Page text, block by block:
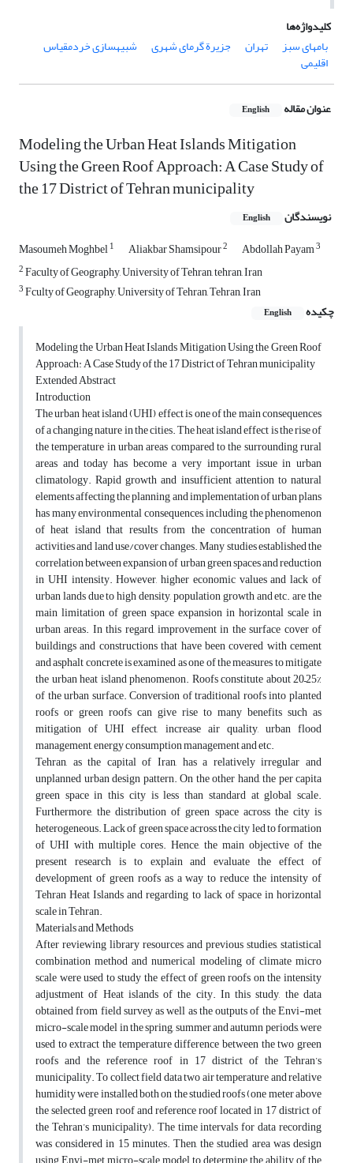
کلیدواژه‌ها
بام‏های سبز
تهران جزیرة گرمای شهری شبیه‏سازی خردمقیاس
اقلیمی
عنوان مقاله English
Modeling the Urban Heat Islands Mitigation
Using the Green Roof Approach: A Case Study of
the 17 District of Tehran municipality
نویسندگان English
Masoumeh Moghbel1 Aliakbar Shamsipour2 Abdollah Payam3
2Faculty of Geography, University of Tehran, tehran, Iran
3Fculty of Geography, University of Tehran, Tehran, Iran
چکیده
English
Modeling the Urban Heat Islands Mitigation Using the Green Roof
Approach: A Case Study of the 17 District of Tehran municipality
Extended Abstract
Introduction
The urban heat island (UHI) effect is one of the main consequences
of a changing nature in the cities. The heat island effect is the rise of
the temperature in urban areas compared to the surrounding rural
areas and today has become a very important issue in urban
climatology. Rapid growth and insufficient attention to natural
elements affecting the planning and implementation of urban plans
has many environmental consequences, including the phenomenon
of heat island that results from the concentration of human
activities and land use/cover changes. Many studies established the
correlation between expansion of urban green spaces and reduction
in UHI intensity. However, higher economic values and lack of
urban lands due to high density, population growth and etc. are the
main limitation of green space expansion in horizontal scale in
urban areas. In this regard, improvement in the surface cover of
buildings and constructions that have been covered with cement
and asphalt concrete is examined as one of the measures to mitigate
the urban heat island phenomenon. Roofs constitute about 20–25%
of the urban surface. Conversion of traditional roofs into planted
roofs or green roofs can give rise to many benefits such as
mitigation of UHI effect, increase air quality, urban flood
management, energy consumption management and etc.
Tehran, as the capital of Iran, has a relatively irregular and
unplanned urban design pattern. On the other hand, the per capita
green space in this city is less than standard at global scale.
Furthermore, the distribution of green space across the city is
heterogeneous. Lack of green space across the city led to formation
of UHI with multiple cores. Hence, the main objective of the
present research is to explain and evaluate the effect of
development of green roofs as a way to reduce the intensity of
Tehran Heat Islands and regarding to lack of space in horizontal
scale in Tehran.
Materials and Methods
After reviewing library resources and previous studies, statistical
combination method and numerical modeling of climate micro
scale were used to study the effect of green roofs on the intensity
adjustment of Heat islands of the city. In this study, the data
obtained from field survey as well as the outputs of the Envi-met
micro-scale model in the spring, summer and autumn periods, were
used to extract the temperature difference between the two green
roofs and the reference roof in 17 district of the Tehran’s
municipality. To collect field data two air temperature and relative
humidity were installed both on the studied roofs (one meter above
the selected green roof and reference roof located in 17 district of
the Tehran’s municipality). The time intervals for data recording
was considered in 15 minutes. Then, the studied area was design